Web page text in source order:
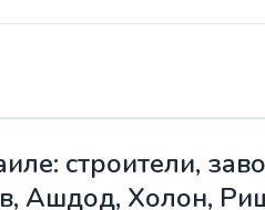
строители,
Ашдод, Холон,